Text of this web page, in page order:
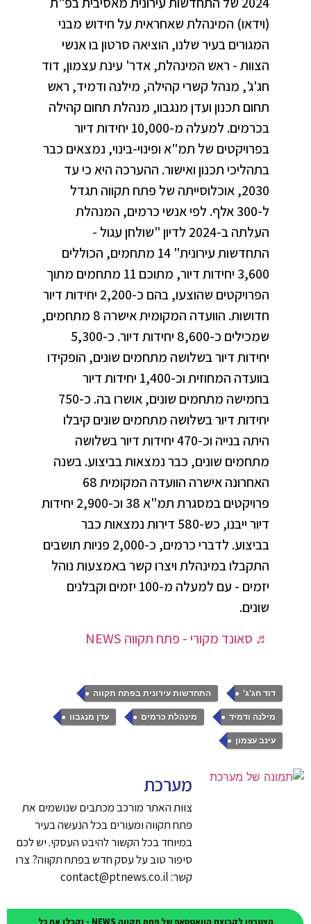
(וידאו) המינהלת שאחראית על חידוש מבני
המגורים בעיר שלנו, הוציאה סרטון בו אנשי
הצוות - ראש המינהלת, אדר' עינת עצמון, דוד
חג'ג', מנהל קשרי קהילה, מילנה ודמיד, ראש
תחום תכנון ועדן מנגבוו, מנהלת תחום קהילה
בכרמים. למעלה מ-10,000 יחידות דיור
בפרויקטים של תמ"א ופינוי-בינוי, נמצאים כבר
בתהליכי תכנון ואישור. ההערכה היא כי עד
2030, אוכלוסייתה של פתח תקווה תגדל
ל-300 אלף. לפי אנשי כרמים, המנהלת
העלתה ב-2024 לדיון "שולחן עגול -
התחדשות עירונית" 14 מתחמים, הכוללים
3,600 יחידות דיור, מתוכם 11 מתחמים מתוך
הפרויקטים שהוצעו, בהם כ-2,200 יחידות דיור
חדושות. הוועדה המקומית אישרה 8 מתחמים,
שמכילים כ-8,600 יחידות דיור. כ-5,300
יחידות דיור בשלושה מתחמים שונים, הופקידו
בוועדה המחוזית וכ-1,400 יחידות דיור
בחמישה מתחמים שונים, אושרו בה. כ-750
יחידות דיור בשלושה מתחמים שונים קיבלו
היתה בנייה וכ-470 יחידות דיור בשלושה
מתחמים שונים, כבר נמצאות בביצוע. בשנה
האחרונה אישרה הוועדה המקומית 68
פרויקטים במסגרת תמ"א 38 וכ-2,900 יחידות
דיור ייבנו, כש-580 דירות נמצאות כבר
בביצוע. לדברי כרמים, כ-2,000 פניות תושבים
התקבלו במינהלת ויצרו קשר באמצעות נוהל
יזמים - עם למעלה מ-100 יזמים וקבלנים
שונים.
♬ סאונד מקורי - פתח תקווה NEWS
דוד חג'ג' , התחדשות עירונית בפתח תקווה ,
מילנה ודמיד , מינהלת כרמים , עדן מנגבוו ,
עינב עצמון
מערכת
צוות האתר מורכב מכתבים שנושמים את
פתח תקווה ומעורים בכל הנעשה בעיר
במיוחד בכל הקשור להיבט העסקי. יש לכם
סיפור טוב על עסק חדש בפתח תקווה? צרו
קשר: contact@ptnews.co.il